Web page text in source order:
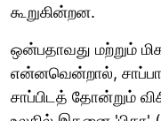
கூறுகின்றன.
ஒன்பதாவது மற்றும்
என்னவென்றால்,
சாப்பிடத் தோன்றும்